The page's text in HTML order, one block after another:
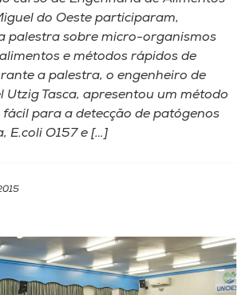
do Oeste participaram,
palestra sobre micro-organismos
e métodos rápidos de
a palestra, o engenheiro de
Utzig Tasca, apresentou um método
para a detecção de patógenos
E.coli O157 e […]